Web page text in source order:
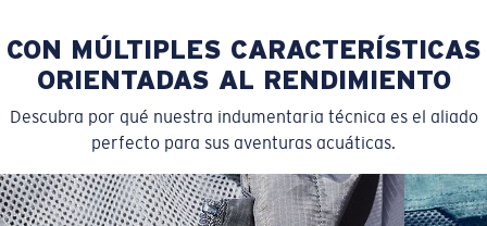
CON MÚLTIPLES CARACTERÍSTICAS
ORIENTADAS AL RENDIMIENTO
Descubra por qué nuestra indumentaria técnica es el aliado
perfecto para sus aventuras acuáticas.